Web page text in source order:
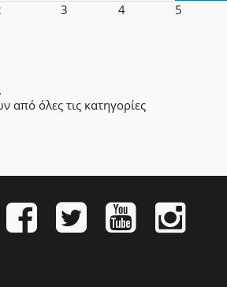
3 4 5
από όλες τις κατηγορίες